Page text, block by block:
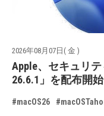
2026年08月07日( 金 )
Apple、セキュリテ
26.6.1」を配布開始
#macOS26